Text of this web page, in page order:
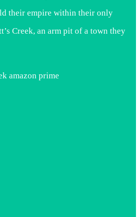
their empire within their only
Creek, an arm pit of a town they
amazon prime